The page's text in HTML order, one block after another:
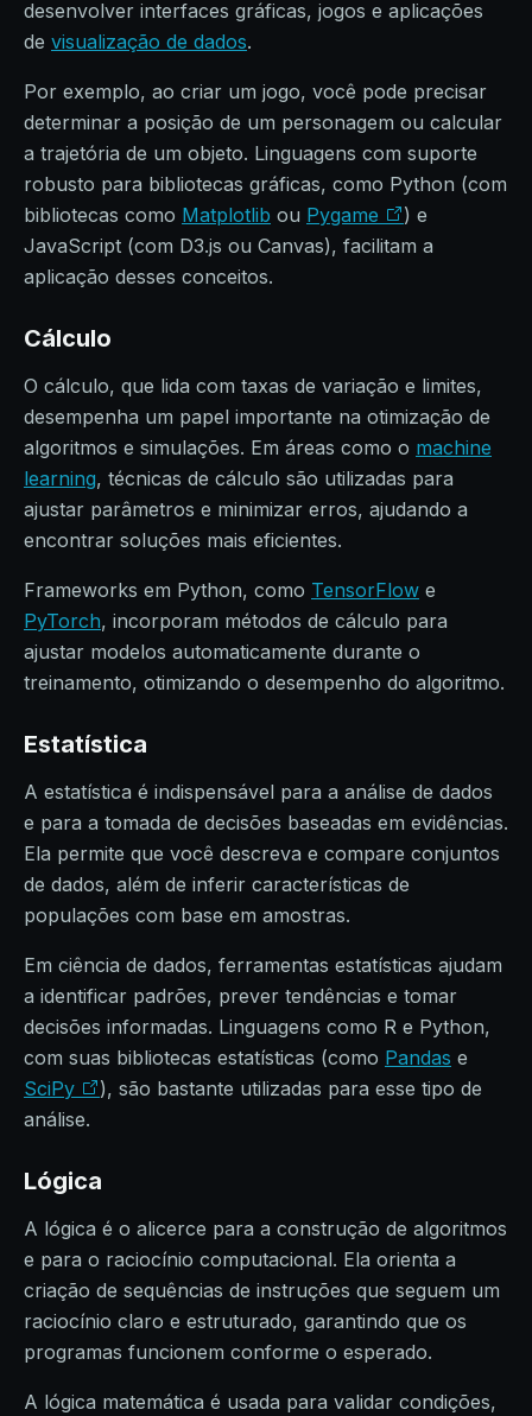
desenvolver interfaces gráficas, jogos e aplicações
de visualização de dados.
Por exemplo, ao criar um jogo, você pode precisar
determinar a posição de um personagem ou calcular
a trajetória de um objeto. Linguagens com suporte
robusto para bibliotecas gráficas, como Python (com
bibliotecas como Matplotlib ou Pygame
) e
JavaScript (com D3.js ou Canvas), facilitam a
aplicação desses conceitos.
Cálculo
O cálculo, que lida com taxas de variação e limites,
desempenha um papel importante na otimização de
algoritmos e simulações. Em áreas como o machine
learning, técnicas de cálculo são utilizadas para
ajustar parâmetros e minimizar erros, ajudando a
encontrar soluções mais eficientes.
Frameworks em Python, como TensorFlow e
PyTorch, incorporam métodos de cálculo para
ajustar modelos automaticamente durante o
treinamento, otimizando o desempenho do algoritmo.
Estatística
A estatística é indispensável para a análise de dados
e para a tomada de decisões baseadas em evidências.
Ela permite que você descreva e compare conjuntos
de dados, além de inferir características de
populações com base em amostras.
Em ciência de dados, ferramentas estatísticas ajudam
a identificar padrões, prever tendências e tomar
decisões informadas. Linguagens como R e Python,
com suas bibliotecas estatísticas (como Pandas e
SciPy
), são bastante utilizadas para esse tipo de
análise.
Lógica
A lógica é o alicerce para a construção de algoritmos
e para o raciocínio computacional. Ela orienta a
criação de sequências de instruções que seguem um
raciocínio claro e estruturado, garantindo que os
programas funcionem conforme o esperado.
A lógica matemática é usada para validar condições,